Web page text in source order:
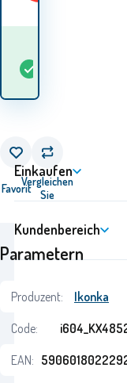
FavoritVergleichen
Sie
Parametern
Produzent:
Ikonka
Code:
EAN:
Einkaufen
Kundenbereich